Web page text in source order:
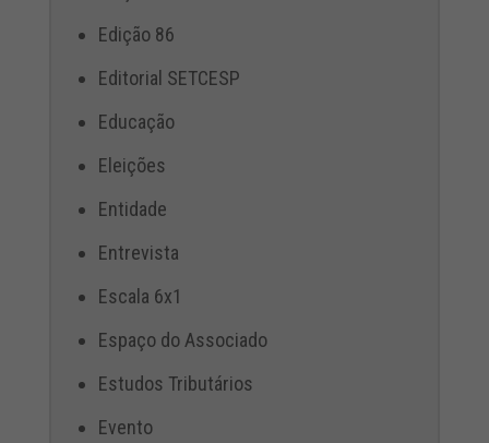
Edição 86
Editorial SETCESP
Educação
Eleições
Entidade
Entrevista
Escala 6x1
Espaço do Associado
Estudos Tributários
Evento